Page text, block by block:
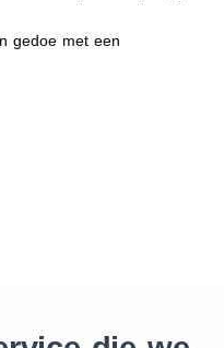
gedoe met een